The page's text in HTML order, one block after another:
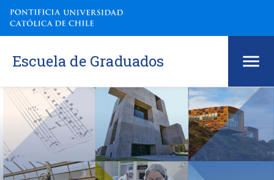
Escuela de Graduados